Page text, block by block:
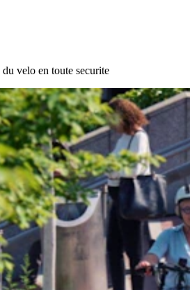
velo en toute securite